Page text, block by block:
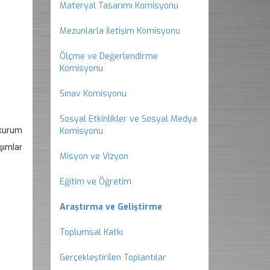
Materyal Tasarımı Komisyonu
Mezunlarla İletişim Komisyonu
Ölçme ve Değerlendirme
Komisyonu
Sınav Komisyonu
Sosyal Etkinlikler ve Sosyal Medya
Komisyonu
Misyon ve Vizyon
Eğitim ve Öğretim
Araştırma ve Geliştirme
Toplumsal Katkı
Gerçekleştirilen Toplantılar